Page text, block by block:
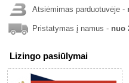
Atsiėmimas parduotuvėje -
Pristatymas į namus - nuo
Lizingo pasiūlymai